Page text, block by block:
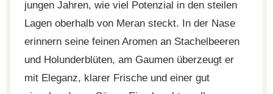
jungen Jahren, wie viel Potenzial in den steilen
Lagen oberhalb von Meran steckt. In der Nase
erinnern seine feinen Aromen an Stachelbeeren
und Holunderblüten, am Gaumen überzeugt er
mit Eleganz, klarer Frische und einer gut